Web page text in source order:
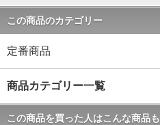
この商品のカテゴリー
定番商品
商品カテゴリー一覧
この商品を買った人はこんな商品